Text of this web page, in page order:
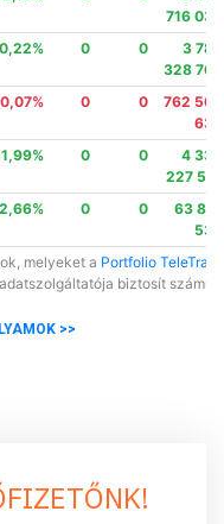
716 030
0 0
3 780
328 766
0 0
762 562
630
0 0
4 334
227 510
0 0
63 816
535
melyeket a Portfolio
biztosít
>>